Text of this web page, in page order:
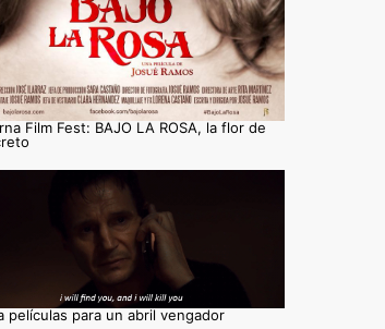
Film Fest: BAJO LA ROSA, la flor de
películas para un abril vengador